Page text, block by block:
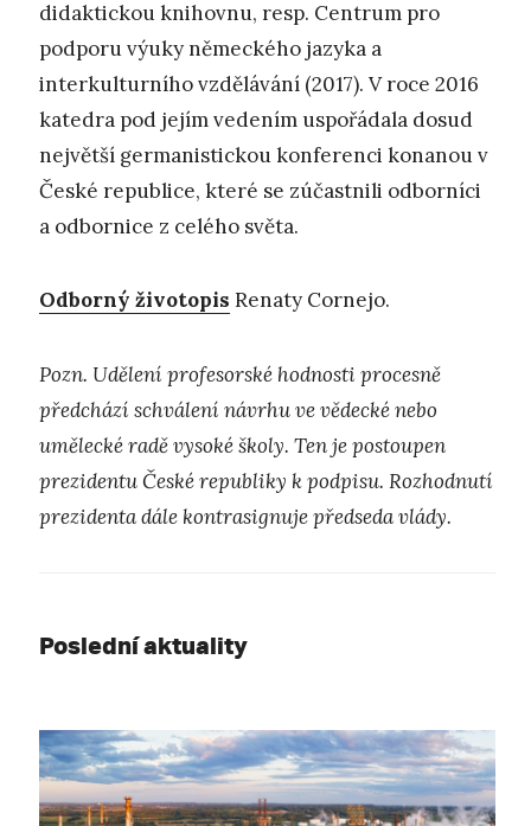
didaktickou knihovnu, resp. Centrum pro
podporu výuky německého jazyka a
interkulturního vzdělávání (2017). V roce 2016
katedra pod jejím vedením uspořádala dosud
největší germanistickou konferenci konanou v
České republice, které se zúčastnili odborníci
a odbornice z celého světa.
Odborný životopis Renaty Cornejo.
Pozn. Udělení profesorské hodnosti procesně
předchází schválení návrhu ve vědecké nebo
umělecké radě vysoké školy. Ten je postoupen
prezidentu České republiky k podpisu. Rozhodnutí
prezidenta dále kontrasignuje předseda vlády.
Poslední aktuality